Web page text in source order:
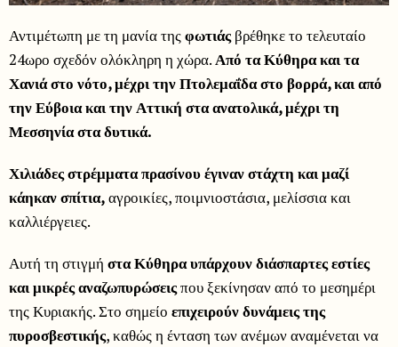
Αντιμέτωπη με τη μανία τηςφωτιάςβρέθηκε το τελευταίο
24ωρο σχεδόν ολόκληρη η χώρα.Από τα Κύθηρα και τα
Χανιά στο νότο, μέχρι την Πτολεμαΐδα στο βορρά, και από
την Εύβοια και την Αττική στα ανατολικά, μέχρι τη
Μεσσηνία στα δυτικά.
Χιλιάδες στρέμματα πρασίνου έγιναν στάχτη και μαζί
κάηκαν σπίτια,αγροικίες, ποιμνιοστάσια, μελίσσια και
καλλιέργειες.
Αυτή τη στιγμή στα Κύθηρα υπάρχουν διάσπαρτες εστίες
και μικρές αναζωπυρώσειςπου ξεκίνησαν από το μεσημέρι
της Κυριακής. Στο σημείο επιχειρούν δυνάμεις της
πυροσβεστικής, καθώς η ένταση των ανέμων αναμένεται να